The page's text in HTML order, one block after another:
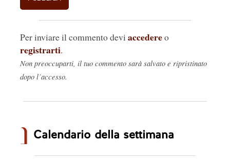
Per inviare il commento devi accedereo
registrarti.
Non preoccuparti, il tuo commento sarà salvato e ripristinato
dopo l’accesso.
Calendario della settimana